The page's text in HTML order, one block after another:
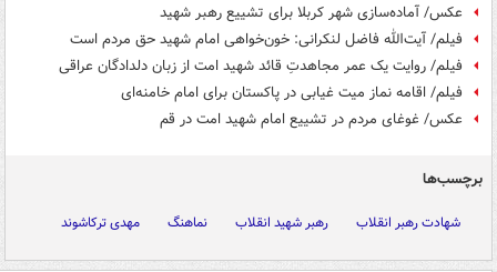
عکس/ آماده‌سازی شهر کربلا برای تشییع رهبر شهید
فیلم/ آیت‌الله فاضل لنکرانی: خون‌خواهی امام شهید حق مردم است
فیلم/ روایت یک عمر مجاهدتِ قائد شهید امت از زبان دلدادگان عراقی
فیلم/ اقامه نماز میت غیابی در پاکستان برای امام خامنه‌ای
عکس/ غوغای مردم در تشییع امام شهید امت در قم
برچسب‌ها
شهادت رهبر انقلاب رهبر شهید انقلاب نماهنگ مهدی ترکاشوند